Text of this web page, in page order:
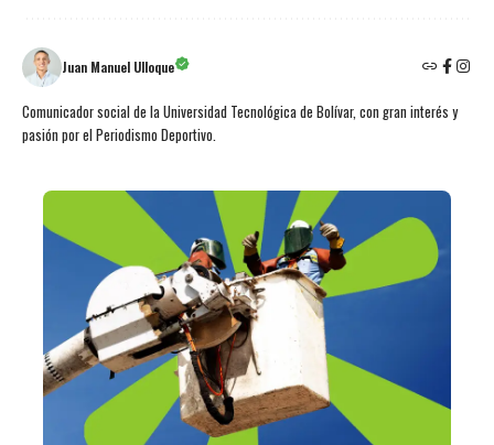
Juan Manuel Ulloque
Comunicador social de la Universidad Tecnológica de Bolívar, con gran interés y
pasión por el Periodismo Deportivo.